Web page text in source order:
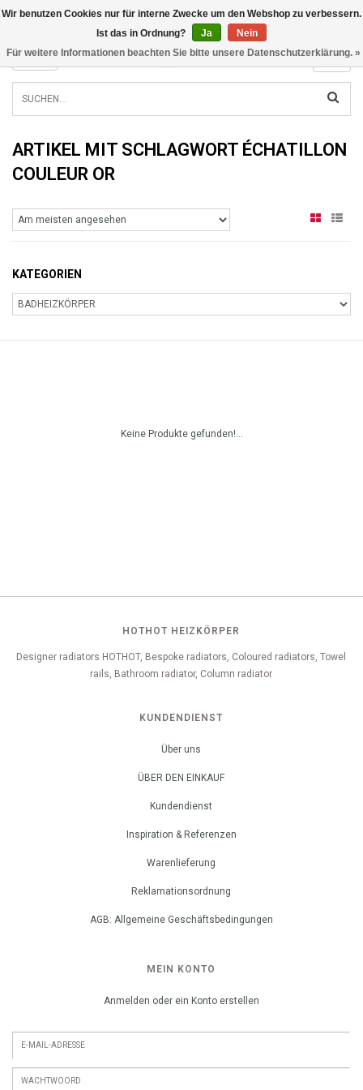
INFO@RADIATORS.SHOP
MENU
ARTIKEL MIT SCHLAGWORT ÉCHATILLON
COULEUR OR
KATEGORIEN
Keine Produkte gefunden!...
HOTHOT HEIZKÖRPER
Designer radiators HOTHOT, Bespoke radiators, Coloured radiators, Towel
rails, Bathroom radiator, Column radiator
KUNDENDIENST
Über uns
ÜBER DEN EINKAUF
Kundendienst
Inspiration & Referenzen
Warenlieferung
Reklamationsordnung
AGB: Allgemeine Geschäftsbedingungen
MEIN KONTO
Anmelden oder ein Konto erstellen
Wir benutzen Cookies nur für interne Zwecke um den Webshop zu verbessern.
Ist das in Ordnung?
Ja
Nein
Für weitere Informationen beachten Sie bitte unsere Datenschutzerklärung. »